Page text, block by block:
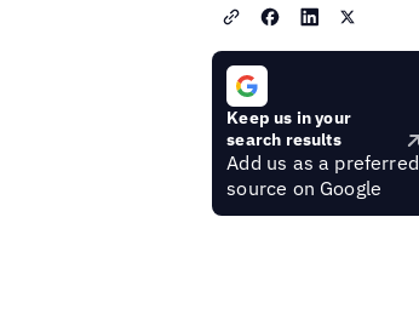
Keep us in your
search results
Add us as a preferred
source on Google